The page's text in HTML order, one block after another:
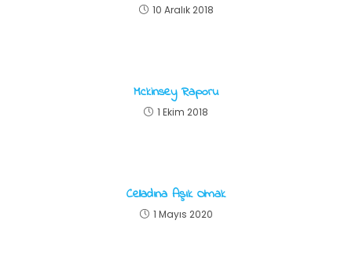
10 Aralık 2018
Mckinsey Raporu
1 Ekim 2018
Celladına Aşık Olmak
1 Mayıs 2020